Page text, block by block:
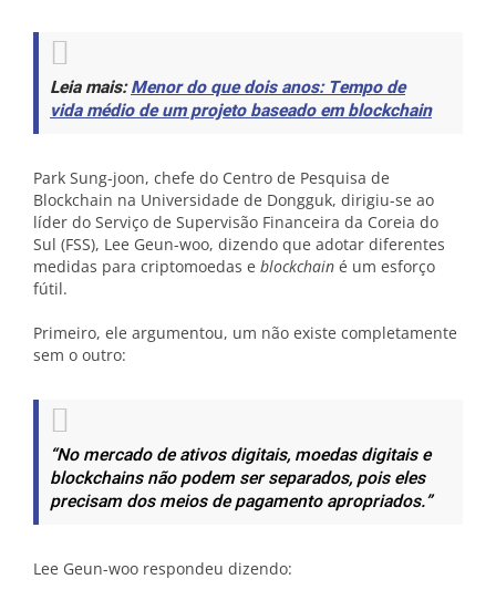
Leia mais:Menor do que dois anos: Tempo de
vida médio de um projeto baseado em blockchain
Park Sung-joon, chefe do Centro de Pesquisa de
Blockchain na Universidade de Dongguk, dirigiu-se ao
líder do Serviço de Supervisão Financeira da Coreia do
Sul (FSS), Lee Geun-woo, dizendo que adotar diferentes
medidas para criptomoedas e blockchain é um esforço
fútil.
Primeiro, ele argumentou, um não existe completamente
sem o outro:
“No mercado de ativos digitais, moedas digitais e
blockchains não podem ser separados, pois eles
precisam dos meios de pagamento apropriados.”
Lee Geun-woo respondeu dizendo: